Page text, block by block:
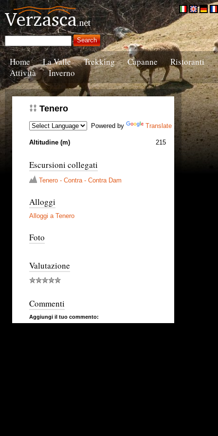
Home La Valle Trekking Capanne
Ristoranti
Attività
Inverno
Tenero
Powered by Translate
Altitudine (m) 215
Escursioni collegati
Tenero - Contra - Contra Dam
Alloggi
Alloggi a Tenero
Foto
Valutazione
Commenti
Aggiungi il tuo commento: